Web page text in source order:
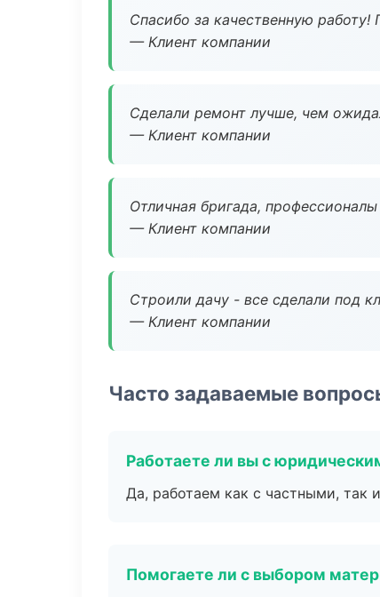
Спасибо за качественную
— Клиент компании
Сделали ремонт лучше, чем
— Клиент компании
Отличная бригада,
— Клиент компании
Строили дачу - все сделали под
— Клиент компании
Часто задаваемые
Работаете ли вы с
Да, работаем как с частными, так
Помогаете ли с выбором